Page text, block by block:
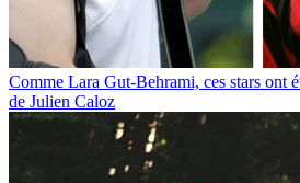
Comme Lara Gut-Behrami, ces stars ont
de Julien Caloz